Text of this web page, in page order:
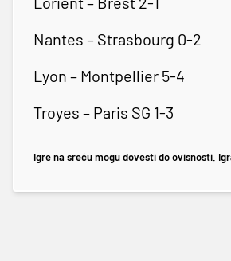
Nantes – Strasbourg 0-2
Lyon – Montpellier 5-4
Troyes – Paris SG 1-3
Igre na sreću mogu dovesti do ovisnosti.